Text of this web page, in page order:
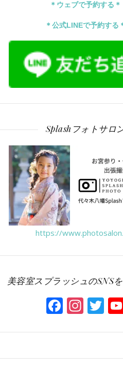
＊ウェブで予約する＊
＊公式LINEで予約する
Splashフォトサロ
https://
美容室スプラッシュのSNS